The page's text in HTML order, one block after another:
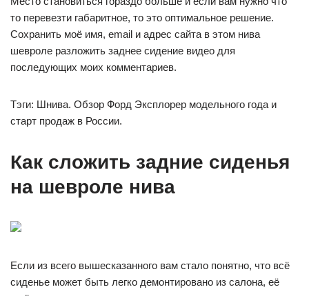
то перевезти габаритное, то это оптимальное решение.
Сохранить моё имя, email и адрес сайта в этом нива
шевроле разложить заднее сидение видео для
последующих моих комментариев.
Тэги: Шнива. Обзор Форд Эксплорер модельного года и
старт продаж в России.
Как сложить задние сиденья
на шевроле нива
Если из всего вышесказанного вам стало понятно, что всё
сиденье может быть легко демонтировано из салона, её